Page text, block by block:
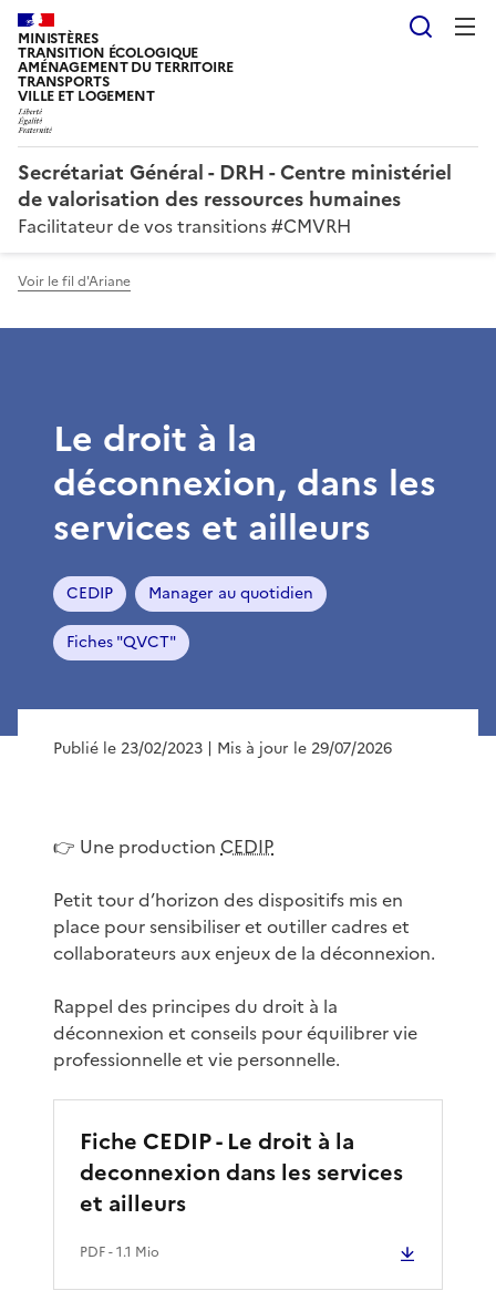
MINISTÈRES
TRANSITION ÉCOLOGIQUE
AMÉNAGEMENT DU TERRITOIRE
TRANSPORTS
VILLE ET LOGEMENT
Secrétariat Général - DRH - Centre ministériel
de valorisation des ressources humaines
Facilitateur de vos transitions #CMVRH
Voir le fil d'Ariane
Le droit à la
déconnexion, dans les
services et ailleurs
CEDIP Manager au quotidien
Fiches "QVCT"
Publié le 23/02/2023 | Mis à jour le 29/07/2026
👉 Une production CEDIP
Petit tour d’horizon des dispositifs mis en
place pour sensibiliser et outiller cadres et
collaborateurs aux enjeux de la déconnexion.
Rappel des principes du droit à la
déconnexion et conseils pour équilibrer vie
professionnelle et vie personnelle.
Fiche CEDIP - Le droit à la
deconnexion dans les services
et ailleurs
PDF- 1.1 Mio